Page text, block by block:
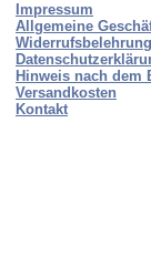
Impressum
Allgemeine
Hinweis nach dem
Versandkosten
Kontakt